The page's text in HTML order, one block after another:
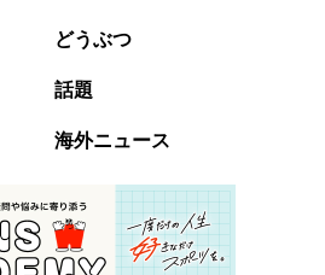
どうぶつ
話題
海外ニュース